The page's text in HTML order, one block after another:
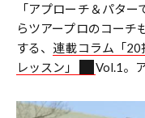
「アプローチ＆パタ
らツアープロのコーチ
する、 連載コラム「20
レッスン」
Vol.1。